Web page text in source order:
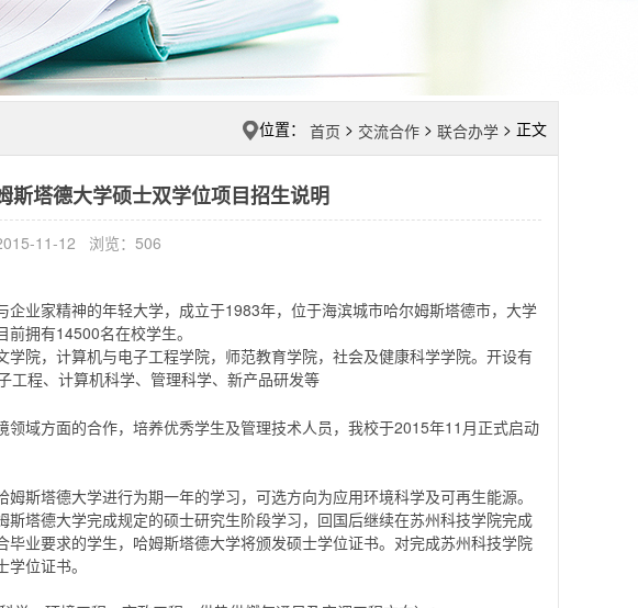
位置： 首页 > 交流合作 > 联合办学 > 正文
斯塔德大学硕士双学位项目招生说明
11-12 浏览： 506
业家精神的年轻大学，成立于1983年，位于海滨城市哈尔姆斯塔德市，大学
拥有14500名在校学生。
院，计算机与电子工程学院，师范教育学院，社会及健康科学学院。开设有
工程、计算机科学、管理科学、新产品研发等
域方面的合作，培养优秀学生及管理技术人员，我校于2015年11月正式启动
斯塔德大学进行为期一年的学习，可选方向为应用环境科学及可再生能源。
塔德大学完成规定的硕士研究生阶段学习，回国后继续在苏州科技学院完成
业要求的学生，哈姆斯塔德大学将颁发硕士学位证书。对完成苏州科技学院
位证书。